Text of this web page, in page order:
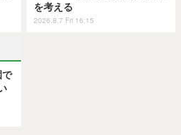
を考える
2026.8.7 Fri 16:15
で